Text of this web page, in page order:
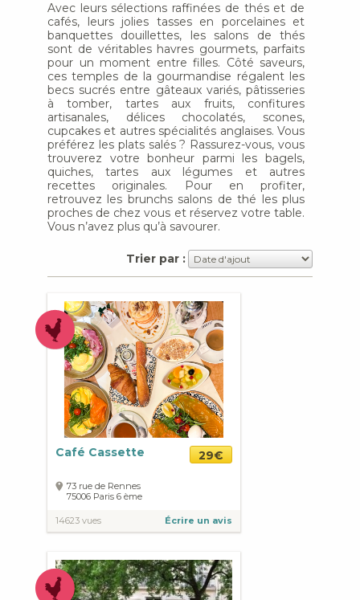
Avec leurs sélections raffinées de thés et de
cafés, leurs jolies tasses en porcelaines et
banquettes douillettes, les salons de thés
sont de véritables havres gourmets, parfaits
pour un moment entre filles. Côté saveurs,
ces temples de la gourmandise régalent les
becs sucrés entre gâteaux variés, pâtisseries
à tomber, tartes aux fruits, confitures
artisanales, délices chocolatés, scones,
cupcakes et autres spécialités anglaises. Vous
préférez les plats salés ? Rassurez-vous, vous
trouverez votre bonheur parmi les bagels,
quiches, tartes aux légumes et autres
recettes originales. Pour en profiter,
retrouvez les brunchs salons de thé les plus
proches de chez vous et réservez votre table.
Vous n’avez plus qu’à savourer.
Trier par :
Café Cassette 29€
73 rue de Rennes
75006 Paris 6 ème
14623 vues Écrire un avis